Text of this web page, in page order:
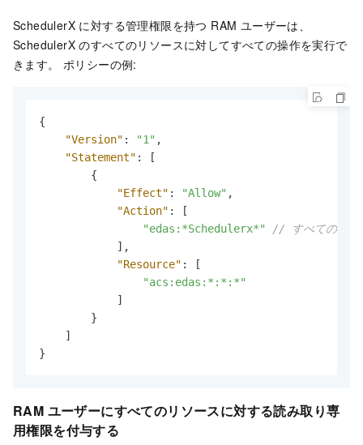
SchedulerX に対する管理権限を持つ RAM ユーザーは、
SchedulerX のすべてのリソースに対してすべての操作を実行で
きます。 ポリシーの例:
{
"Version" : "1" ,
"Statement" :
[
{
"Effect" : "Allow" ,
"Action" :
[
"edas:*Schedulerx*"
// すべてのリソ
] ,
"Resource" :
[
"acs:edas:*:*:*"
]
}
]
}
RAM ユーザーにすべてのリソースに対する読み取り専
用権限を付与する